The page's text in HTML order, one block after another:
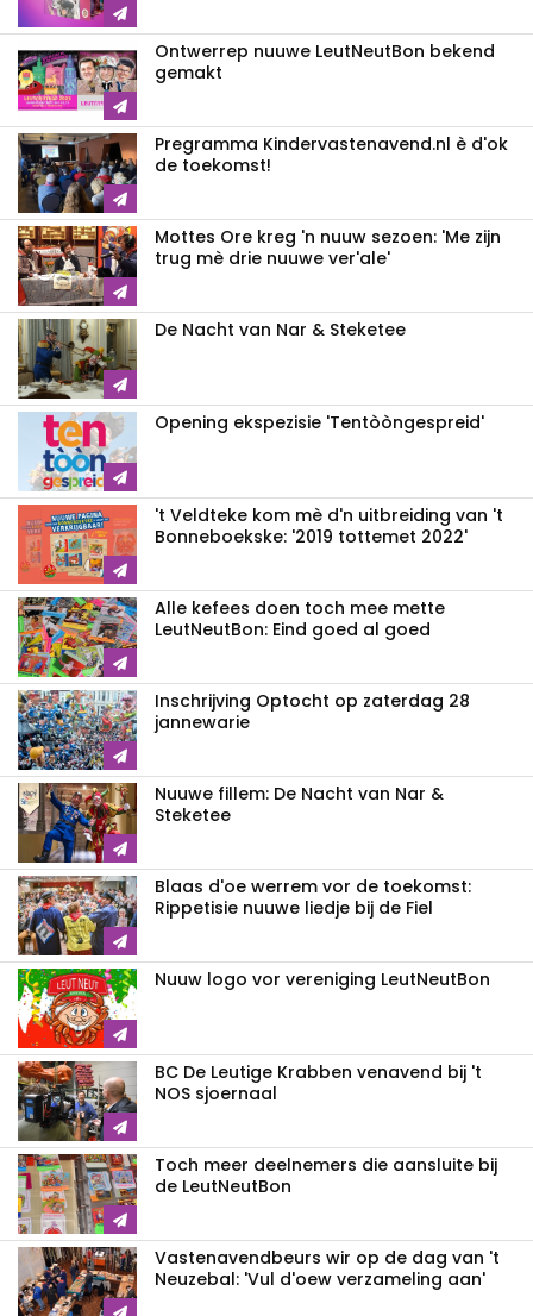
Ontwerrep nuuwe LeutNeutBon bekend
gemakt
Pregramma Kindervastenavend.nl è d'ok
de toekomst!
Mottes Ore kreg 'n nuuw sezoen: 'Me zijn
trug mè drie nuuwe ver'ale'
De Nacht van Nar & Steketee
Opening ekspezisie 'Tentòòngespreid'
't Veldteke kom mè d'n uitbreiding van 't
Bonneboekske: '2019 tottemet 2022'
Alle kefees doen toch mee mette
LeutNeutBon: Eind goed al goed
Inschrijving Optocht op zaterdag 28
jannewarie
Nuuwe fillem: De Nacht van Nar &
Steketee
Blaas d'oe werrem vor de toekomst:
Rippetisie nuuwe liedje bij de Fiel
Nuuw logo vor vereniging LeutNeutBon
BC De Leutige Krabben venavend bij 't
NOS sjoernaal
Toch meer deelnemers die aansluite bij
de LeutNeutBon
Vastenavendbeurs wir op de dag van 't
Neuzebal: 'Vul d'oew verzameling aan'